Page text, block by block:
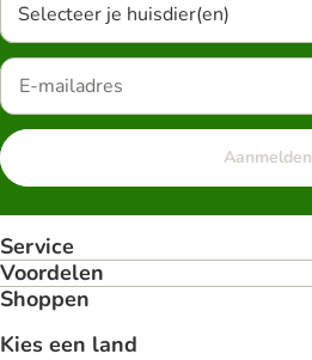
Selecteer je huisdier(en)
Aanmelden
Service
Voordelen
Shoppen
Kies een land